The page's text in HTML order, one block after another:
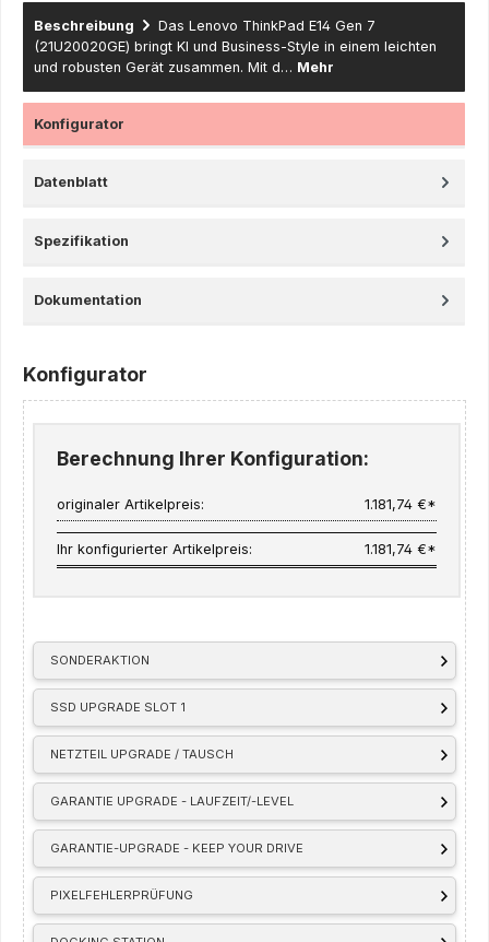
Beschreibung
Das Lenovo ThinkPad E14 Gen 7
(21U20020GE) bringt KI und Business-Style in einem leichten
und robusten Gerät zusammen. Mit d… Mehr
Konfigurator
Datenblatt
Spezifikation
Dokumentation
Konfigurator
SONDERAKTION
SSD UPGRADE SLOT 1
NETZTEIL UPGRADE / TAUSCH
GARANTIE UPGRADE - LAUFZEIT/-LEVEL
GARANTIE-UPGRADE - KEEP YOUR DRIVE
PIXELFEHLERPRÜFUNG
Berechnung Ihrer Konfiguration:
originaler Artikelpreis: 1.181,74 €*
Ihr konfigurierter Artikelpreis: 1.181,74 €*